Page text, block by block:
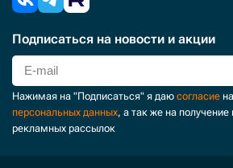
Подписаться на новости и акции
Нажимая на "Подписаться" я даю согласие на
персональных данных, а так же на
рекламных рассылок